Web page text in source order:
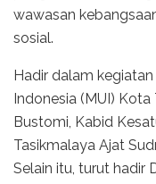
wawasan
sosial.
Hadir dalam
Indonesia (MUI)
Bustomi, Kabid
Tasikmalaya Ajat
Selain itu, turut hadir